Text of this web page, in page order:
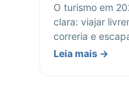
O turismo em
clara: viajar
correria e
Leia mais →